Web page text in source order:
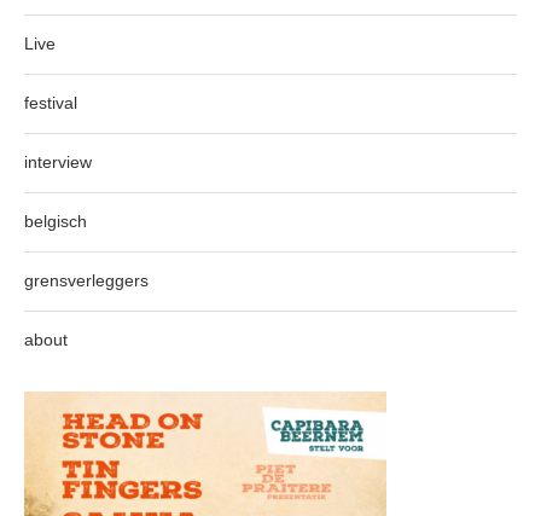
Live
festival
interview
belgisch
grensverleggers
about